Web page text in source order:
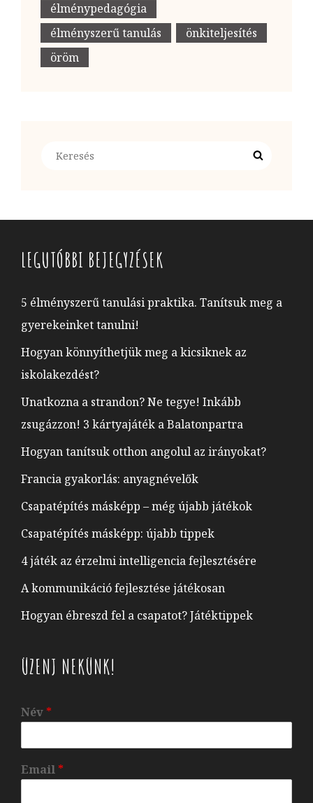
élménypedagógia
élményszerű tanulás
önkiteljesítés
öröm
Search
LEGUTÓBBI BEJEGYZÉSEK
5 élményszerű tanulási praktika. Tanítsuk meg a
gyerekeinket tanulni!
Hogyan könnyíthetjük meg a kicsiknek az
iskolakezdést?
Unatkozna a strandon? Ne tegye! Inkább
zsugázzon! 3 kártyajáték a Balatonpartra
Hogyan tanítsuk otthon angolul az irányokat?
Francia gyakorlás: anyagnévelők
Csapatépítés másképp – még újabb játékok
Csapatépítés másképp: újabb tippek
4 játék az érzelmi intelligencia fejlesztésére
A kommunikáció fejlesztése játékosan
Hogyan ébreszd fel a csapatot? Játéktippek
ÜZENJ NEKÜNK!
Név *
Email *